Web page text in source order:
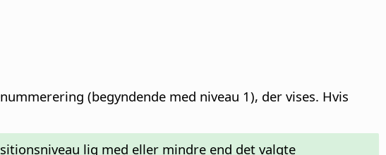
(begyndende med niveau 1), der vises. Hvis
lig med eller mindre end det valgte